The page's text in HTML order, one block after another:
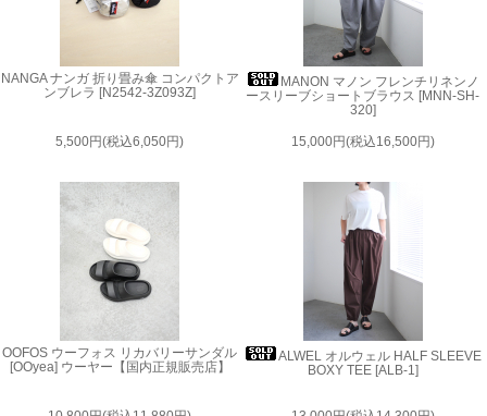
NANGA ナンガ 折り畳み傘 コンパクトア
ンブレラ [N2542-3Z093Z]
5,500円(税込6,050円)
MANON マノン フレンチリネンノ
ースリーブショートブラウス [MNN-SH-
320]
15,000円(税込16,500円)
OOFOS ウーフォス リカバリーサンダル
[OOyea] ウーヤー【国内正規販売店】
ALWEL オルウェル HALF SLEEVE
BOXY TEE [ALB-1]